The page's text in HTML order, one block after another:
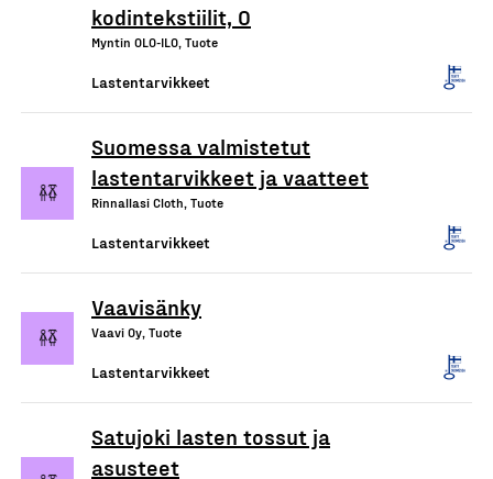
kodintekstiilit, O
Myntin OLO-ILO, Tuote
Lastentarvikkeet
Suomessa valmistetut
lastentarvikkeet ja vaatteet
Rinnallasi Cloth, Tuote
Lastentarvikkeet
Vaavisänky
Vaavi Oy, Tuote
Lastentarvikkeet
Satujoki lasten tossut ja
asusteet